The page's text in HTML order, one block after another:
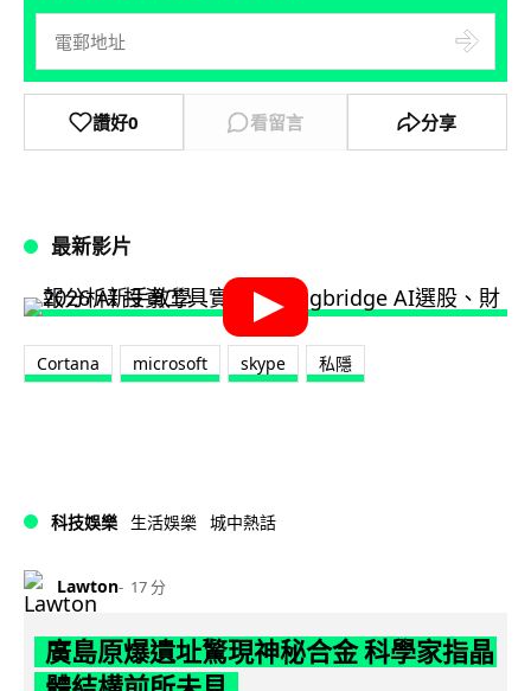
讚好0 看留言 分享
最新影片
Cortana microsoft skype 私隱
科技娛樂 生活娛樂 城中熱話
Lawton 17 分
廣島原爆遺址驚現神秘合金 科學家指晶